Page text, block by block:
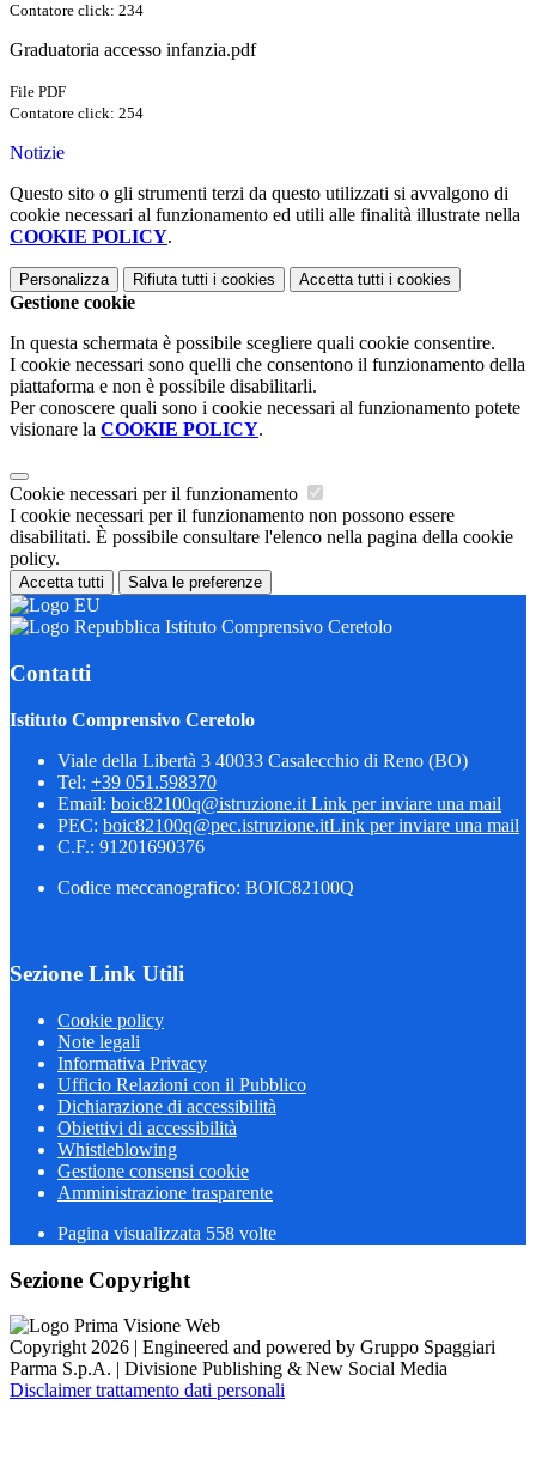
Contatore click: 234
Graduatoria accesso infanzia.pdf
File PDF
Contatore click: 254
Notizie
Questo sito o gli strumenti terzi da questo utilizzati si avvalgono di
cookie necessari al funzionamento ed utili alle finalità illustrate nella
COOKIE POLICY.
Personalizza Rifiuta tutti i cookies Accetta tutti i cookies
Gestione cookie
In questa schermata è possibile scegliere quali cookie consentire.
I cookie necessari sono quelli che consentono il funzionamento della
piattaforma e non è possibile disabilitarli.
Per conoscere quali sono i cookie necessari al funzionamento potete
visionare la COOKIE POLICY.
Cookie necessari per il funzionamento
I cookie necessari per il funzionamento non possono essere
disabilitati. È possibile consultare l'elenco nella pagina della cookie
policy.
Accetta tutti Salva le preferenze
Istituto Comprensivo Ceretolo
Contatti
Istituto Comprensivo Ceretolo
Viale della Libertà 3 40033 Casalecchio di Reno (BO)
Tel: +39 051.598370
Email: boic82100q@istruzione.it Link per inviare una mail
PEC: boic82100q@pec.istruzione.itLink per inviare una mail
C.F.: 91201690376
Codice meccanografico: BOIC82100Q
Sezione Link Utili
Cookie policy
Note legali
Informativa Privacy
Ufficio Relazioni con il Pubblico
Dichiarazione di accessibilità
Obiettivi di accessibilità
Whistleblowing
Gestione consensi cookie
Amministrazione trasparente
Pagina visualizzata 558 volte
Sezione Copyright
Copyright 2026 | Engineered and powered by Gruppo Spaggiari
Parma S.p.A. | Divisione Publishing & New Social Media
Disclaimer trattamento dati personali